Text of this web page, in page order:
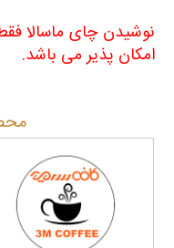
نوشیدن چای ماسالا
امکان پذیر می باشد.